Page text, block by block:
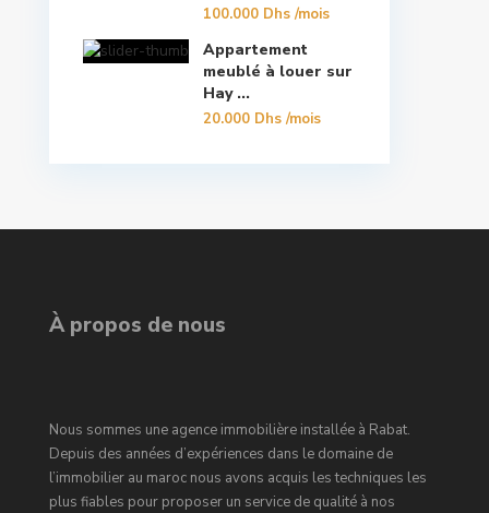
100.000 Dhs/mois
Appartement
meublé à louer sur
Hay ...
20.000 Dhs/mois
À propos de nous
Nous sommes une agence immobilière installée à Rabat.
Depuis des années d’expériences dans le domaine de
l’immobilier au maroc nous avons acquis les techniques les
plus fiables pour proposer un service de qualité à nos